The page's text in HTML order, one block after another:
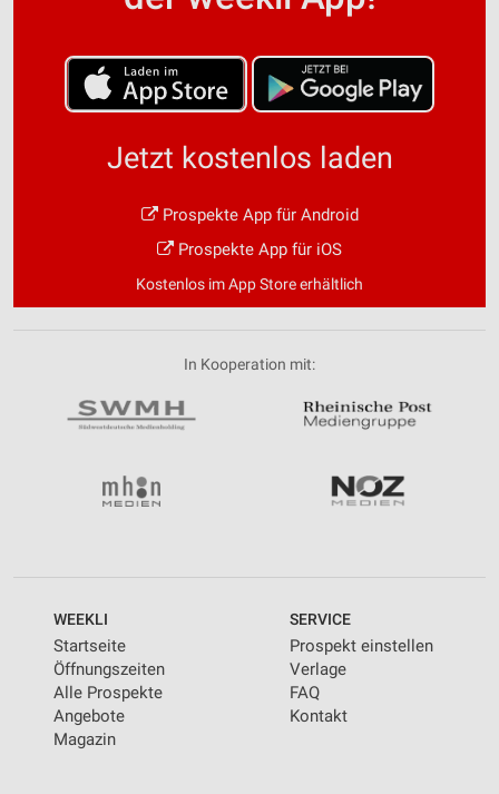
Jetzt kostenlos laden
Prospekte App für Android
Prospekte App für iOS
Kostenlos im App Store erhältlich
In Kooperation mit:
WEEKLI
Startseite
Öffnungszeiten
Alle Prospekte
Angebote
Magazin
SERVICE
Prospekt einstellen
Verlage
FAQ
Kontakt